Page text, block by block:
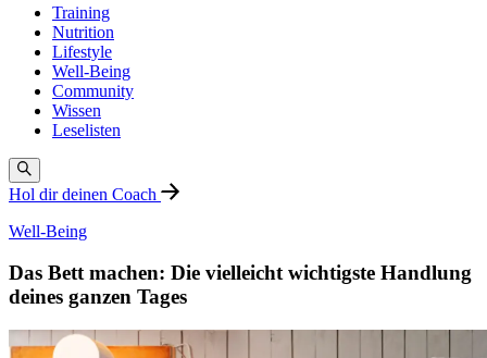
Training
Nutrition
Lifestyle
Well-Being
Community
Wissen
Leselisten
Hol dir deinen Coach
Well-Being
Das Bett machen: Die vielleicht wichtigste Handlung
deines ganzen Tages